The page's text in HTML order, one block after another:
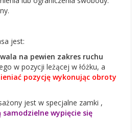
jest:
na pewien zakres ruchu
w pozycji leżącej w łóżku, a
pozycję wykonując obroty
jest w specjalne zamki ,
wypięcie się